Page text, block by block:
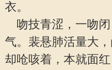
衣。
吻技青涩，一吻
气。裴悬肺活量大
却呛咳着，本就面